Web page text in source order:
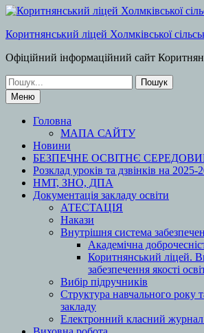
Коритнянський ліцей Холмківської
Офіційний інформаційний сайт
Шукати:
Меню
Головна
МАПА САЙТУ
Новини
БЕЗПЕЧНЕ ОСВІТНЄ
Розклад уроків та дзвінків на 2025-
НМТ, ЗНО, ДПА
Документація закладу освіти
АТЕСТАЦІЯ
Накази
Внутрішня система
Академічна
Коритнянський ліцей.
забезпечення якості
Вибір підручників
Структура навчального року
закладу
Електронний класний